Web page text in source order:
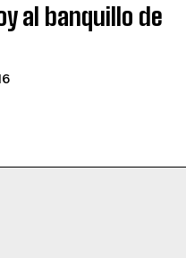
al banquillo de